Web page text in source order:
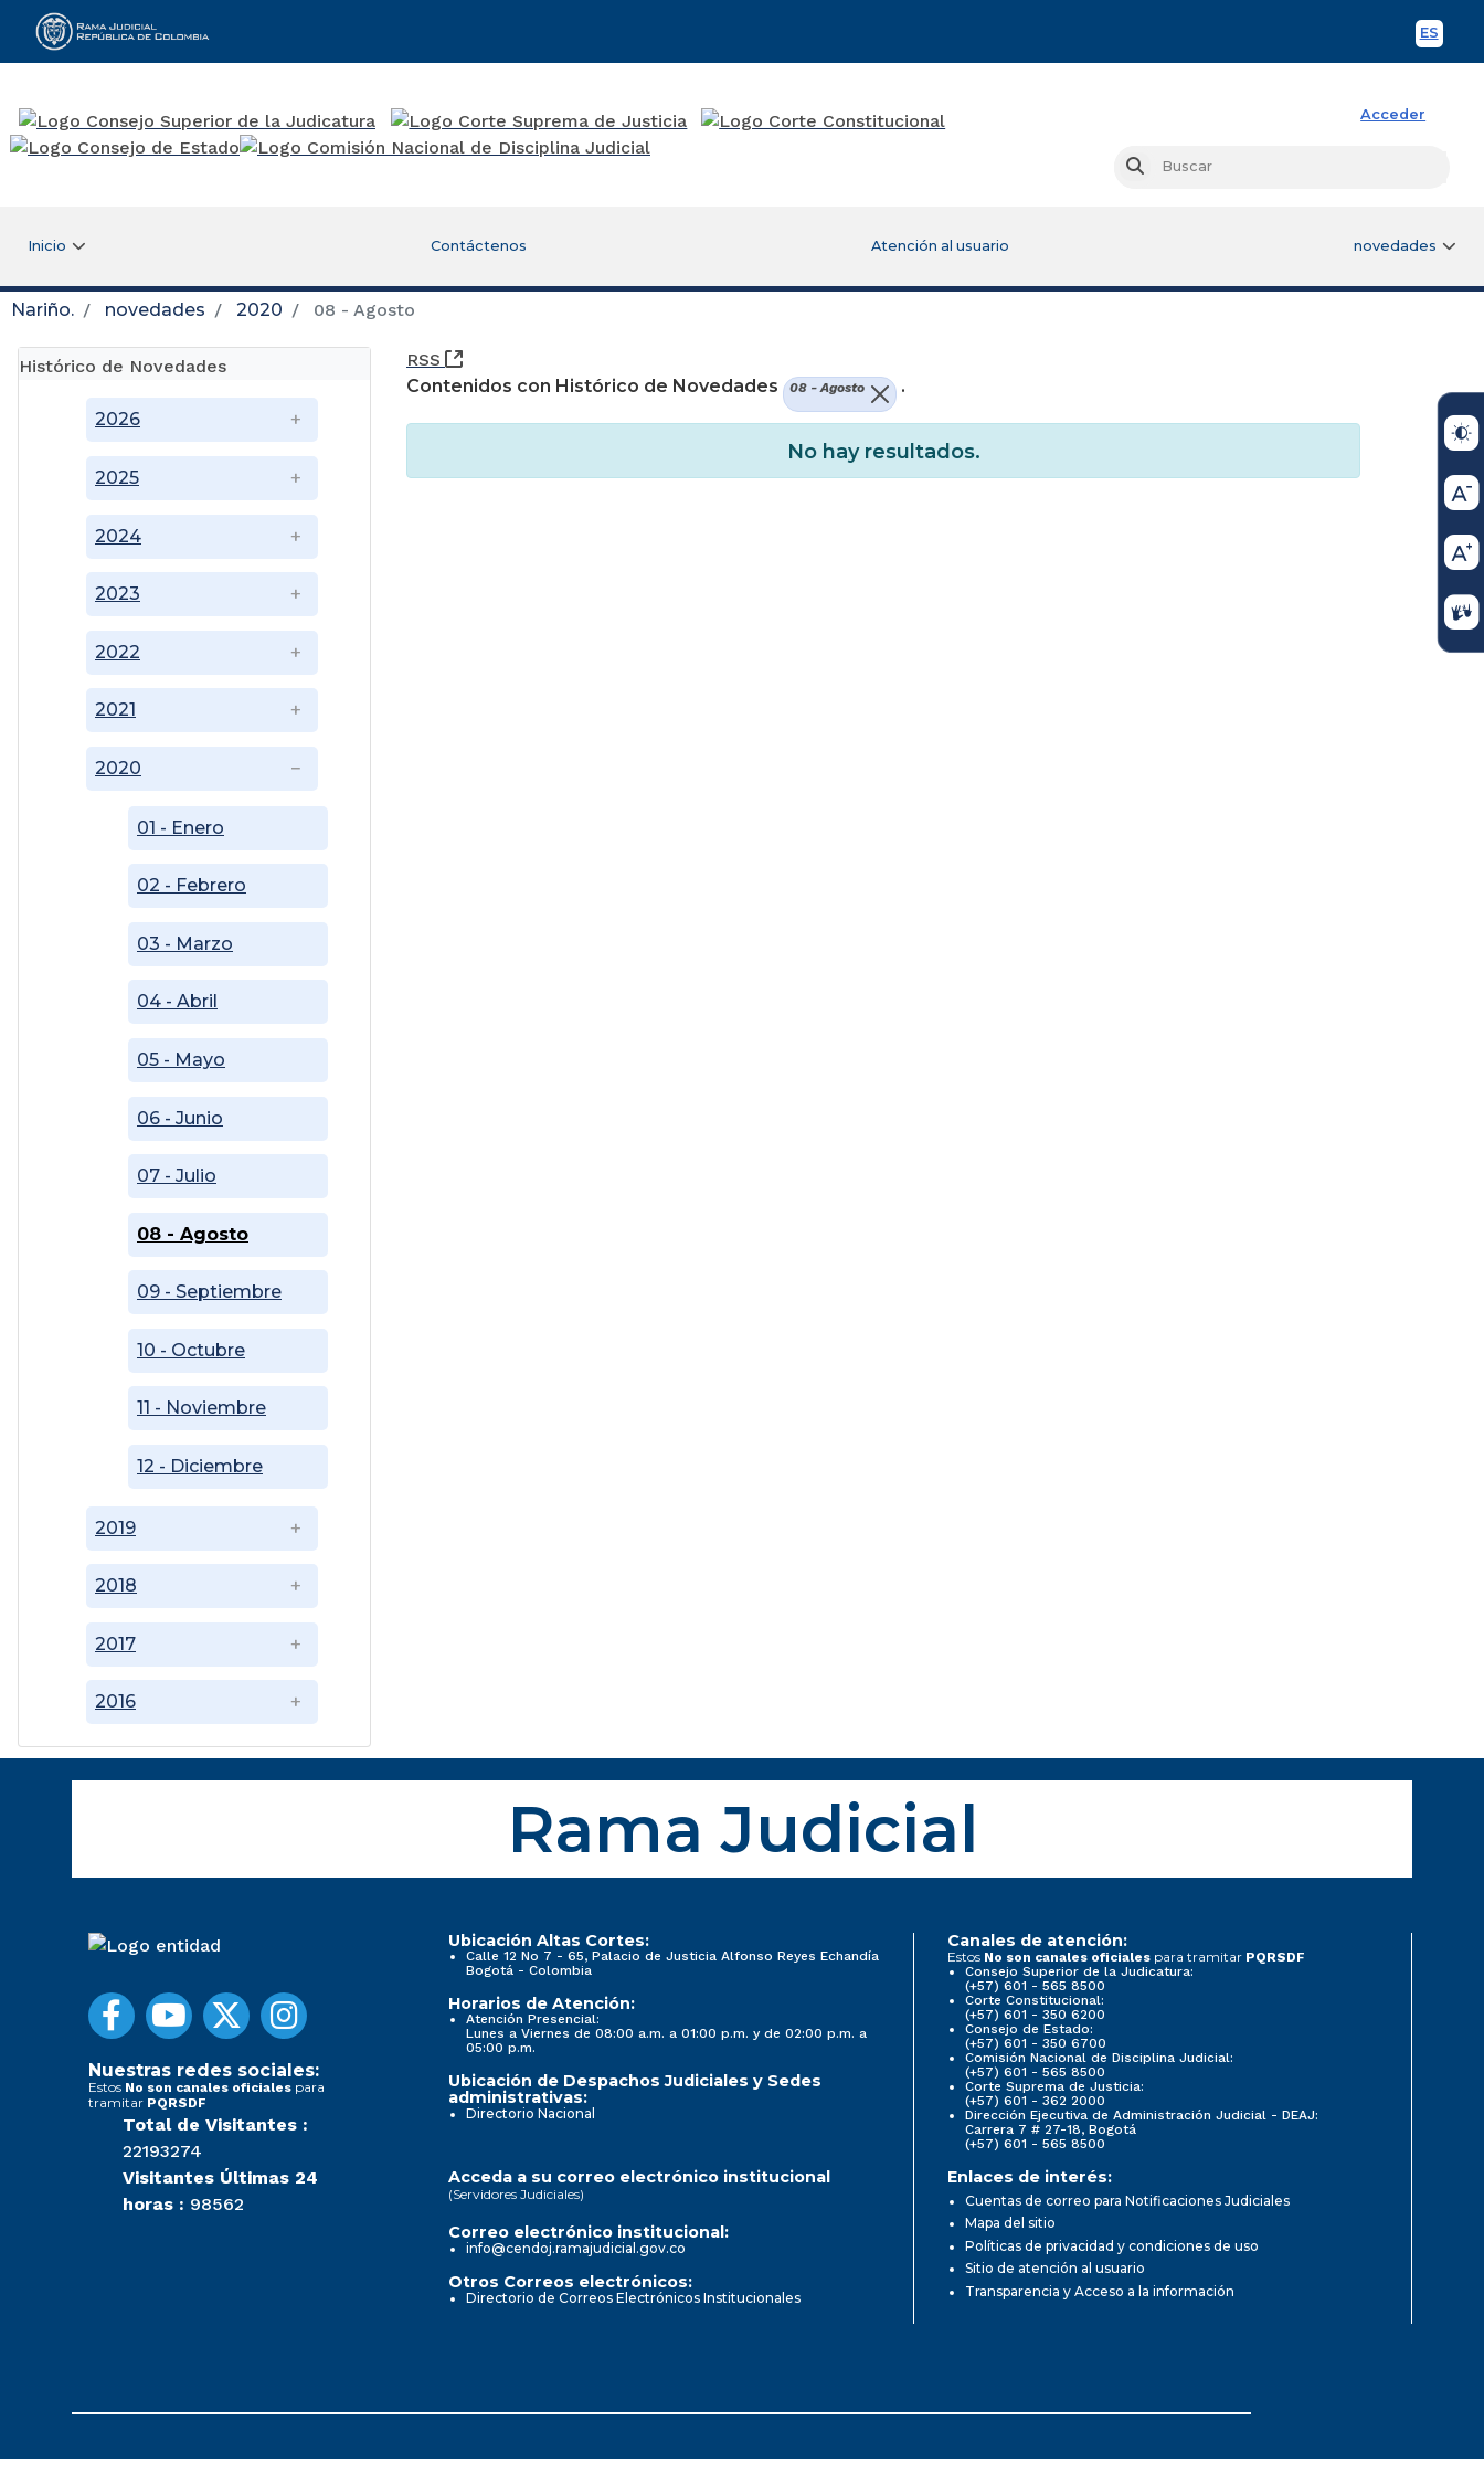
ES
Rama Judicial
Acceder
Buscar
Inicio Contáctenos Atención al usuario novedades
Nariño. novedades 2020 08 - Agosto
Histórico de Novedades
2016
2017
2018
2019
2020
01 - Enero
02 - Febrero
03 - Marzo
04 - Abril
05 - Mayo
06 - Junio
07 - Julio
08 - Agosto
09 - Septiembre
10 - Octubre
11 - Noviembre
12 - Diciembre
2021
2022
2023
2024
2025
2026
RSS
(Abre una nueva ventana)
Contenidos con Histórico de Novedades
08 - Agosto .
No hay resultados.
Rama Judicial
Nuestras redes sociales:
Estos No son canales oficiales para
tramitar PQRSDF
Total de Visitantes :
22193274
Visitantes Últimas 24
horas : 98562
Ubicación Altas Cortes:
Calle 12 No 7 - 65, Palacio de Justicia Alfonso Reyes Echandía
Bogotá - Colombia
Horarios de Atención:
Atención Presencial:
Lunes a Viernes de 08:00 a.m. a 01:00 p.m. y de 02:00 p.m. a
05:00 p.m.
Ubicación de Despachos Judiciales y Sedes
administrativas:
Directorio Nacional
Canales de atención:
Estos No son canales oficiales para tramitar PQRSDF
Consejo Superior de la Judicatura:
(+57) 601 - 565 8500
Corte Constitucional:
(+57) 601 - 350 6200
Consejo de Estado:
(+57) 601 - 350 6700
Comisión Nacional de Disciplina Judicial:
(+57) 601 - 565 8500
Corte Suprema de Justicia:
(+57) 601 - 362 2000
Dirección Ejecutiva de Administración Judicial - DEAJ:
Carrera 7 # 27-18, Bogotá
(+57) 601 - 565 8500
Acceda a su correo electrónico institucional
(Servidores Judiciales)
Correo electrónico institucional:
info@cendoj.ramajudicial.gov.co
Otros Correos electrónicos:
Directorio de Correos Electrónicos Institucionales
Enlaces de interés:
Cuentas de correo para Notificaciones Judiciales
Mapa del sitio
Políticas de privacidad y condiciones de uso
Sitio de atención al usuario
Transparencia y Acceso a la información